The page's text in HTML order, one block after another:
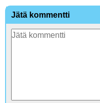
Jätä kommentti